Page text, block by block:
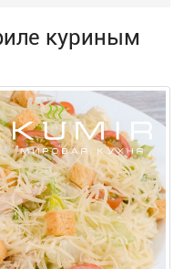
куриным